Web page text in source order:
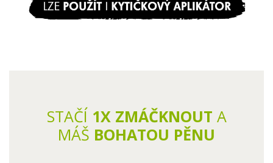
STAČÍ 1X ZMÁČKNOUT A
MÁŠ BOHATOU PĚNU